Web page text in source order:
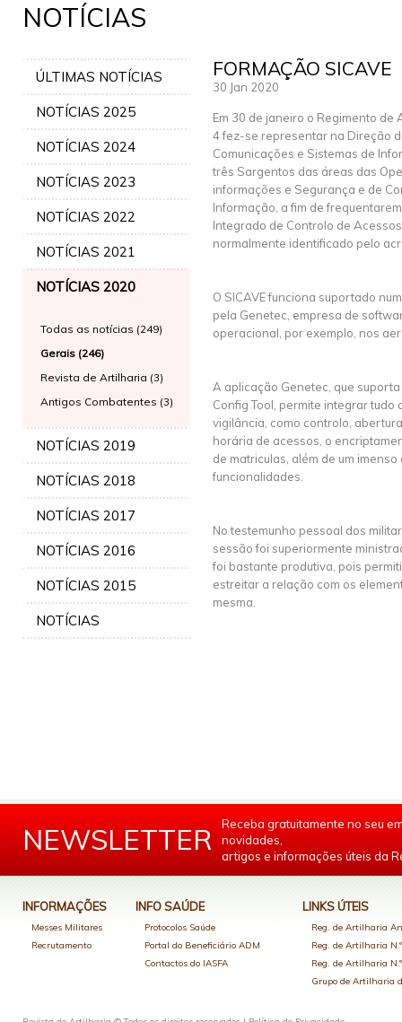
NOTÍCIAS
ÚLTIMAS NOTÍCIAS
NOTÍCIAS 2025
NOTÍCIAS 2024
NOTÍCIAS 2023
NOTÍCIAS 2022
NOTÍCIAS 2021
NOTÍCIAS 2020
Todas as notícias (249)
Gerais (246)
Revista de Artilharia (3)
Antigos Combatentes (3)
NOTÍCIAS 2019
NOTÍCIAS 2018
NOTÍCIAS 2017
NOTÍCIAS 2016
NOTÍCIAS 2015
NOTÍCIAS
FORMAÇÃO SICAVE
30 Jan 2020
Em 30 de janeiro o Regimento de
4 fez-se representar na Direção
Comunicações e Sistemas de
três Sargentos das áreas das
informações e Segurança e de
Informação, a fim de
Integrado de Controlo de
normalmente identificado pelo
O SICAVE funciona suportado
pela Genetec, empresa de
operacional, por exemplo, nos
A aplicação Genetec, que
Config Tool, permite integrar
vigilância, como controlo,
horária de acessos, o
de matriculas, além de um
funcionalidades.
No testemunho pessoal dos
sessão foi superiormente
foi bastante produtiva, pois
estreitar a relação com os
mesma.
NEWSLETTER
Receba gratuitamente no seu
novidades,
artigos e informações úteis da
INFORMAÇÕES
Messes Militares
Recrutamento
INFO SAÚDE
Protocolos Saúde
Portal do Beneficiário ADM
Contactos do IASFA
LINKS ÚTEIS
Reg. de Artilharia
Reg. de Artilharia
Reg. de Artilharia
Grupo de Artilharia